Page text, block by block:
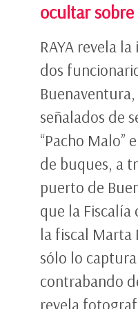
ocultar sobre
RAYA revela
dos
señalados de
“Pacho Malo”
de buques, a
puerto de
que la Fiscalía
la fiscal Marta
sólo lo
contrabando
revela